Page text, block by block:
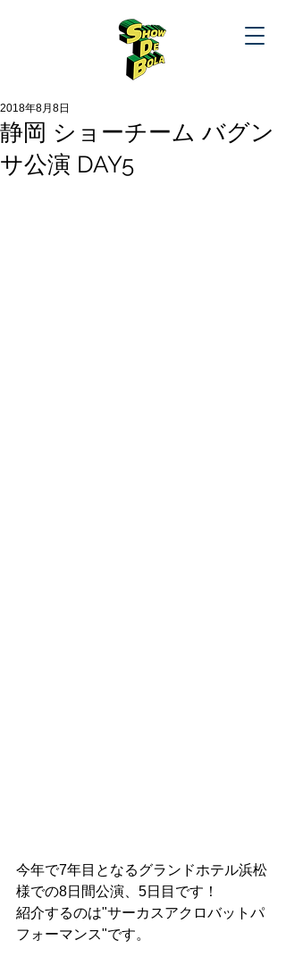
静岡 ショーチーム バグン
サ公演 DAY5
2018年8月8日
今年で7年目となるグランドホテル浜松
様での8日間公演、5日目です！
紹介するのは"サーカスアクロバットパ
フォーマンス"です。